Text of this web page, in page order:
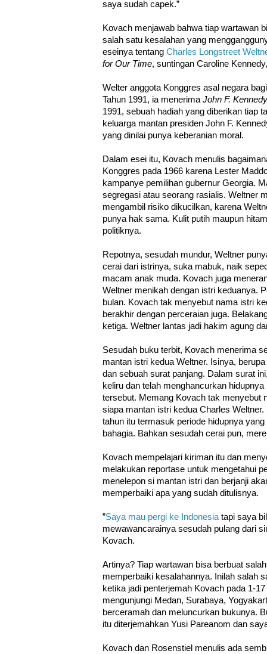
saya sudah capek.”
Kovach menjawab bahwa tiap wartawan
salah satu kesalahan yang
eseinya tentang Charles Longstreet
for Our Time, suntingan Caroline
Welter anggota Konggres asal negara
Tahun 1991, ia menerima John F.
1991, sebuah hadiah yang diberikan tiap
keluarga mantan presiden John F.
yang dinilai punya keberanian moral.
Dalam esei itu, Kovach menulis
Konggres pada 1966 karena Lester
kampanye pemilihan gubernur Georgia.
segregasi atau seorang rasialis. Weltner
mengambil risiko dikucilkan, karena
punya hak sama. Kulit putih maupun
politiknya.
Repotnya, sesudah mundur, Weltner
cerai dari istrinya, suka mabuk, naik
macam anak muda. Kovach juga
Weltner menikah dengan istri keduanya.
bulan. Kovach tak menyebut nama istri
berakhir dengan perceraian juga.
ketiga. Weltner lantas jadi hakim agung
Sesudah buku terbit, Kovach menerima
mantan istri kedua Weltner. Isinya,
dan sebuah surat panjang. Dalam surat
keliru dan telah menghancurkan
tersebut. Memang Kovach tak menyebut
siapa mantan istri kedua Charles
tahun itu termasuk periode hidupnya
bahagia. Bahkan sesudah cerai pun,
Kovach mempelajari kiriman itu dan
melakukan reportase untuk mengetahui
menelepon si mantan istri dan berjanji
memperbaiki apa yang sudah ditulisnya.
”Saya mau pergi ke Indonesia tapi saya
mewawancarainya sesudah pulang dari
Kovach.
Artinya? Tiap wartawan bisa berbuat
memperbaiki kesalahannya. Inilah salah
ketika jadi penterjemah Kovach pada 1-
mengunjungi Medan, Surabaya,
berceramah dan meluncurkan bukunya.
itu diterjemahkan Yusi Pareanom dan
Kovach dan Rosenstiel menulis ada